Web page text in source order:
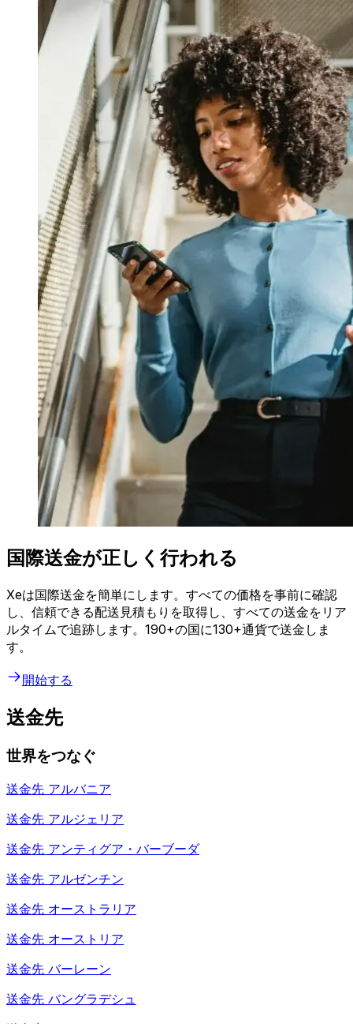
国際送金が正しく行われる
Xeは国際送金を簡単にします。すべての価格を事前に確認
し、信頼できる配送見積もりを取得し、すべての送金をリア
ルタイムで追跡します。190+の国に130+通貨で送金しま
す。
開始する
送金先
世界をつなぐ
送金先 アルバニア
送金先 アルジェリア
送金先 アンティグア・バーブーダ
送金先 アルゼンチン
送金先 オーストラリア
送金先 オーストリア
送金先 バーレーン
送金先 バングラデシュ